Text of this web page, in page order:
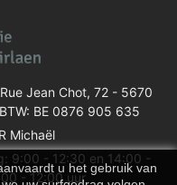
u het gebruik van
Rue Jean Chot, 72 - 5670
BE 0876 905 635
Michaël
9:00 - 12:30 en 14:00 -
- 12:00 uur